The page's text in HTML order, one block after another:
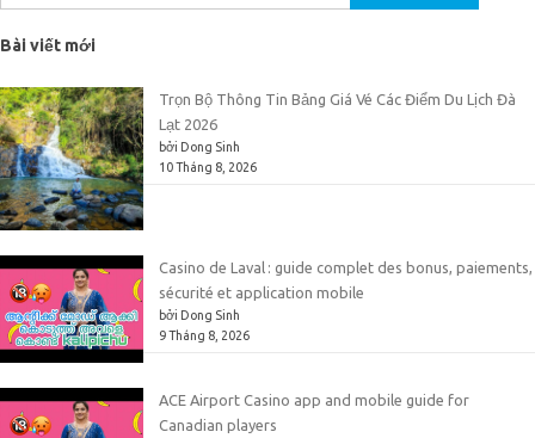
kiếm
cho:
Bài viết mới
Trọn Bộ Thông Tin Bảng Giá Vé Các Điểm Du Lịch Đà
Lạt 2026
bởi Dong Sinh
10 Tháng 8, 2026
Casino de Laval : guide complet des bonus, paiements,
sécurité et application mobile
bởi Dong Sinh
9 Tháng 8, 2026
ACE Airport Casino app and mobile guide for
Canadian players